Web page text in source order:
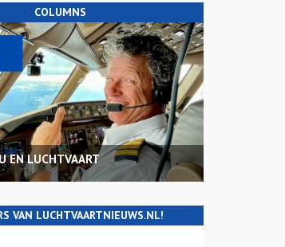
COLUMNS
EN LUCHTVAART
VAN LUCHTVAARTNIEUWS.NL!